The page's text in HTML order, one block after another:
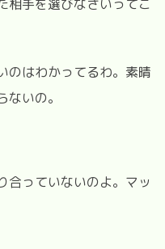
相手を選びなさいってこ
のはわかってるわ。素晴
いの。
合っていないのよ。マッ